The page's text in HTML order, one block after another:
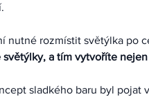
nutné rozmístit světýlka po
světýlky, a tím vytvoříte
sladkého baru byl pojat